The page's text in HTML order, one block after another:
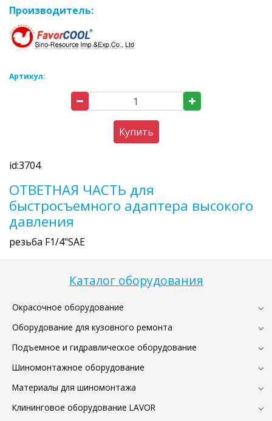
Каталог оборудования
Окрасочное оборудование
Оборудование для кузовного ремонта
Подъемное и гидравлическое оборудование
Шиномонтажное оборудование
Материалы для шиномонтажа
Клининговое оборудование LAVOR
Производитель:
Артикул:
Купить
id:3704
ОТВЕТНАЯ ЧАСТЬ для
быстросъемного адаптера высокого
давления
резьба F1/4"SAE